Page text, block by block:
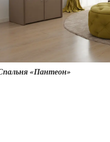
26 900
«Пантеон»